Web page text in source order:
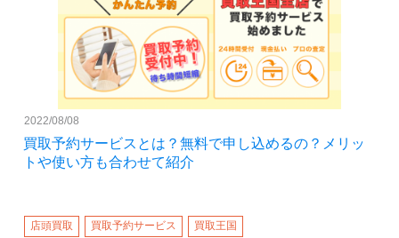
2022/08/08
買取予約サービスとは？無料で申し込めるの？メリッ
トや使い方も合わせて紹介
店頭買取 買取予約サービス 買取王国